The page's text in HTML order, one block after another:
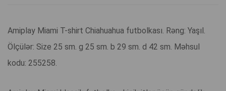
Amiplay Miami T-shirt Chiahuahua futbolkası. Rəng: Yaşıl.
Ölçülər: Size 25 sm. g 25 sm. b 29 sm. d 42 sm. Məhsul
kodu: 255258.